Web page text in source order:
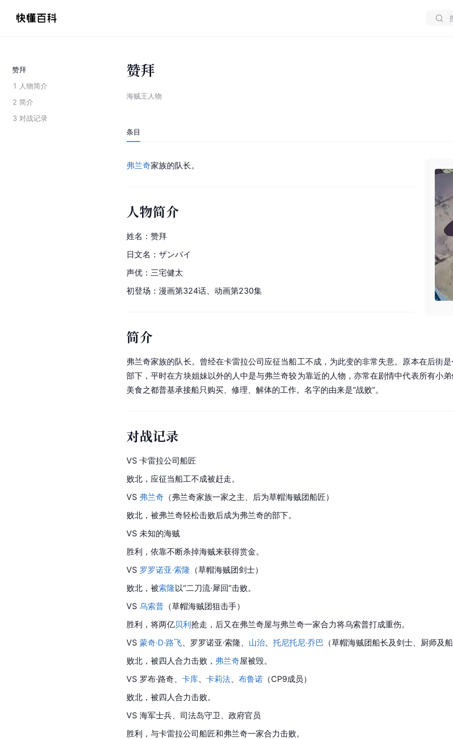
赞拜
1 人物简介
2 简介
3 对战记录
赞拜
海贼王人物
条目
弗兰奇家族的队长。
人物简介
姓名：赞拜
日文名：ザンバイ
声优：三宅健太
初登场：漫画第324话、动画第230集
简介
弗兰奇家族的队长。曾经在卡雷拉公司应征当船工不成，为此变的非常失意。原本在后街
部下，平时在方块姐妹以外的人中是与弗兰奇较为靠近的人物，亦常在剧情中代表所有小
美食之都普基承接船只购买、修理、解体的工作。名字的由来是“战败”。
对战记录
VS 卡雷拉公司船匠
败北，应征当船工不成被赶走。
VS 弗兰奇 （弗兰奇家族一家之主、后为草帽海贼团船匠）
败北，被弗兰奇轻松击败后成为弗兰奇的部下。
VS 未知的海贼
胜利，依靠不断杀掉海贼来获得赏金。
VS 罗罗诺亚·索隆 （草帽海贼团剑士）
败北，被索隆以“二刀流·犀回”击败。
VS 乌索普 （草帽海贼团狙击手）
胜利，将两亿贝利抢走，后又在弗兰奇屋与弗兰奇一家合力将乌索普打成重伤。
VS 蒙奇·D·路飞 、罗罗诺亚·索隆、 山治 托尼托尼·乔巴 （草帽海贼团船长及剑士、厨师及
败北，被四人合力击败， 弗兰奇屋被毁。
VS 罗布·路奇、 卡库 卡莉法 布鲁诺 （CP9成员）
败北，被四人合力击败。
VS 海军士兵、司法岛守卫、政府官员
胜利，与卡雷拉公司船匠和弗兰奇一家合力击败。